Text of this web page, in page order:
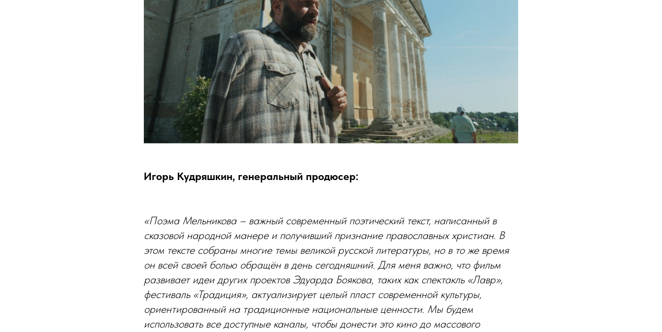
Игорь Кудряшкин, генеральный продюсер:
«Поэма Мельникова – важный современный поэтический текст, написанный в
сказовой народной манере и получивший признание православных христиан. В
этом тексте собраны многие темы великой русской литературы, но в то же время
он всей своей болью обращён в день сегодняшний. Для меня важно, что фильм
развивает идеи других проектов Эдуарда Боякова, таких как спектакль «Лавр»,
фестиваль «Традиция», актуализирует целый пласт современной культуры,
ориентированный на традиционные национальные ценности. Мы будем
использовать все доступные каналы, чтобы донести это кино до массового